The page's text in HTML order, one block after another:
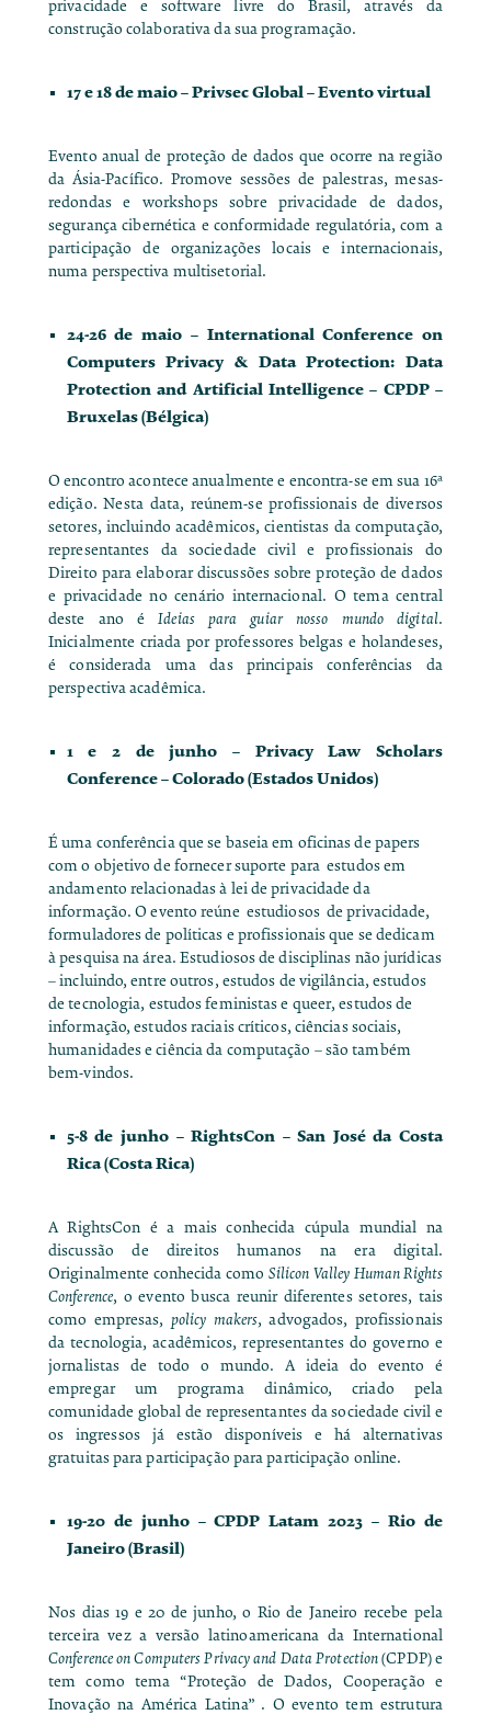
privacidade e software livre do Brasil, através da
construção colaborativa da sua programação.
17 e 18 de maio –Privsec Global – Evento virtual
Evento anual de proteção de dados que ocorre na região
da Ásia-Pacífico. Promove sessões de palestras, mesas-
redondas e workshops sobre privacidade de dados,
segurança cibernética e conformidade regulatória, com a
participação de organizações locais e internacionais,
numa perspectiva multisetorial.
24-26 de maio – International Conference on
Computers Privacy & Data Protection: Data
Protection and Artificial Intelligence – CPDP–
Bruxelas (Bélgica)
O encontro acontece anualmente e encontra-se em sua 16ª
edição. Nesta data, reúnem-se profissionais de diversos
setores, incluindo acadêmicos, cientistas da computação,
representantes da sociedade civil e profissionais do
Direito para elaborar discussões sobre proteção de dados
e privacidade no cenário internacional. O tema central
deste ano éIdeias para guiar nosso mundo digital.
Inicialmente criada por professores belgas e holandeses,
é considerada uma das principais conferências da
perspectiva acadêmica.
1 e 2 de junho – Privacy Law Scholars
Conference– Colorado (Estados Unidos)
É uma conferência que se baseia em oficinas de papers
com o objetivo de fornecer suporte para estudos em
andamento relacionadas à lei de privacidade da
informação. O evento reúne estudiosos de privacidade,
formuladores de políticas e profissionais que se dedicam
à pesquisa na área. Estudiosos de disciplinas não jurídicas
– incluindo, entre outros, estudos de vigilância, estudos
de tecnologia, estudos feministas e queer, estudos de
informação, estudos raciais críticos, ciências sociais,
humanidades e ciência da computação – são também
bem-vindos.
5-8 de junho –RightsCon – San José da Costa
Rica (Costa Rica)
A RightsCon é a mais conhecida cúpula mundial na
discussão de direitos humanos na era digital.
Originalmente conhecida como Silicon Valley Human Rights
Conference, o evento busca reunir diferentes setores, tais
como empresas, policy makers, advogados, profissionais
da tecnologia, acadêmicos, representantes do governo e
jornalistas de todo o mundo. A ideia do evento é
empregar um programa dinâmico, criado pela
comunidade global de representantes da sociedade civil e
os ingressos já estão disponíveis e há alternativas
gratuitas para participação para participação online.
19-20 de junho –CPDP Latam 2023 – Rio de
Janeiro (Brasil)
Nos dias 19 e 20 de junho, o Rio de Janeiro recebe pela
terceira vez a versão latinoamericana da International
Conference on Computers Privacy and Data Protection(CPDP) e
tem como tema “Proteção de Dados, Cooperação e
Inovação na América Latina” . O evento tem estrutura